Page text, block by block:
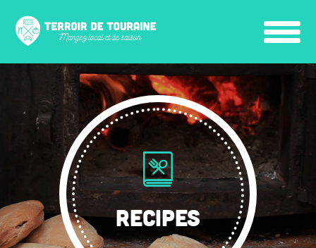
RECIPES